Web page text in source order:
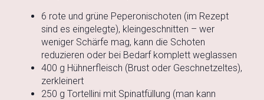
6 rote und grüne Peperonischoten (im Rezept
sind es eingelegte), kleingeschnitten – wer
weniger Schärfe mag, kann die Schoten
reduzieren oder bei Bedarf komplett weglassen
400 g Hühnerfleisch (Brust oder Geschnetzeltes),
zerkleinert
250 g Tortellini mit Spinatfüllung (man kann